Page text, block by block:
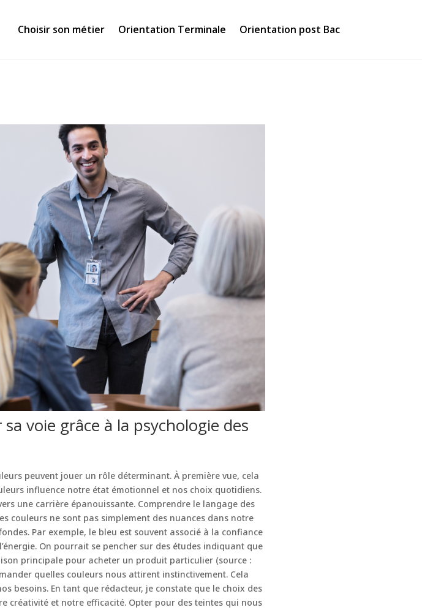
Choisir son métier Orientation Terminale Orientation post Bac
voie grâce à la psychologie des
peuvent jouer un rôle déterminant. À première vue, cela
influence notre état émotionnel et nos choix quotidiens.
une carrière épanouissante. Comprendre le langage des
couleurs ne sont pas simplement des nuances dans notre
Par exemple, le bleu est souvent associé à la confiance
On pourrait se pencher sur des études indiquant que
principale pour acheter un produit particulier (source :
quelles couleurs nous attirent instinctivement. Cela
besoins. En tant que rédacteur, je constate que le choix des
créativité et notre efficacité. Opter pour des teintes qui nous